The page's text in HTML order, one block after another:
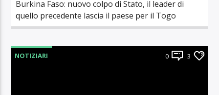
Burkina Faso: nuovo colpo di Stato, il leader di
quello precedente lascia il paese per il Togo
NOTIZIARI 0 3